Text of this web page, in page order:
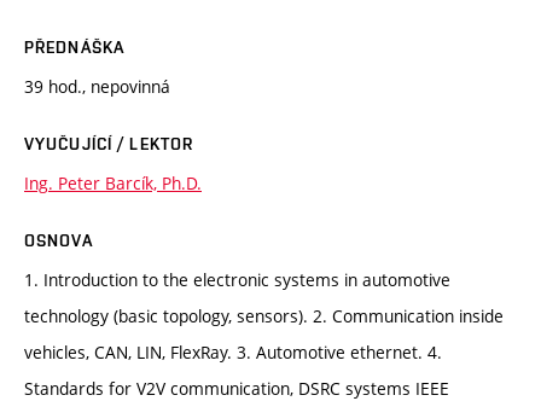
PŘEDNÁŠKA
39 hod., nepovinná
VYUČUJÍCÍ / LEKTOR
Ing. Peter Barcík, Ph.D.
OSNOVA
1. Introduction to the electronic systems in automotive
technology (basic topology, sensors). 2. Communication inside
vehicles, CAN, LIN, FlexRay. 3. Automotive ethernet. 4.
Standards for V2V communication, DSRC systems IEEE